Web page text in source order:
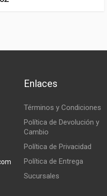
Enlaces
Términos y Condiciones
Política de Devolución y
Cambio
Política de Privacidad
Política de Entrega
Sucursales